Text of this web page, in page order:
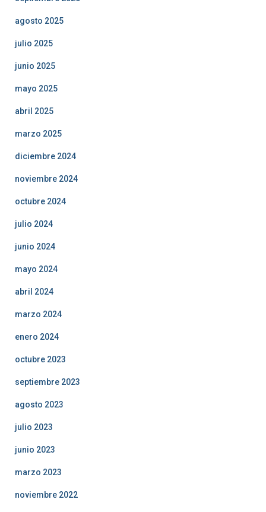
agosto 2025
julio 2025
junio 2025
mayo 2025
abril 2025
marzo 2025
diciembre 2024
noviembre 2024
octubre 2024
julio 2024
junio 2024
mayo 2024
abril 2024
marzo 2024
enero 2024
octubre 2023
septiembre 2023
agosto 2023
julio 2023
junio 2023
marzo 2023
noviembre 2022